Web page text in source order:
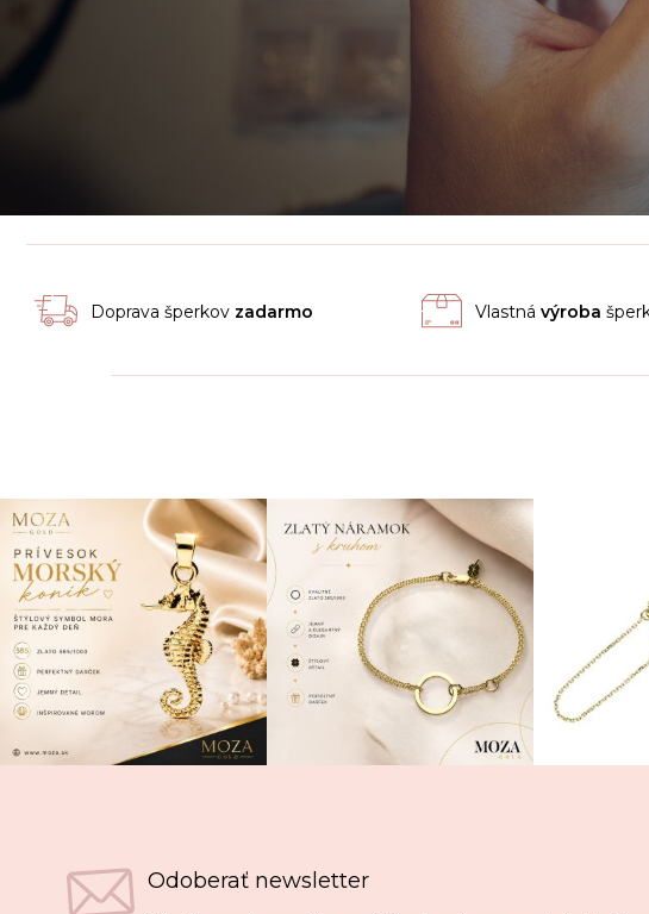
Doprava šperkov zadarmo Vlastná výroba
Odoberať newsletter